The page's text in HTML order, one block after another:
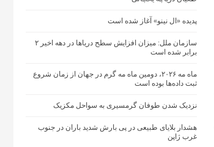
پدیده «ال نینو» آغاز شده است
سازمان ملل: میزان افزایش سطح دریاها در دهه اخیر ۲
برابر شده است
ماه مه ۲۰۲۶، دومین ماه مه گرم در جهان از زمان شروع
ثبت داده‌ها بوده است
نزدیک شدن طوفان گرمسیری به سواحل مکزیک
هشدار بلایای طبیعی در پی بارش شدید باران در جنوب
غرب ژاپن